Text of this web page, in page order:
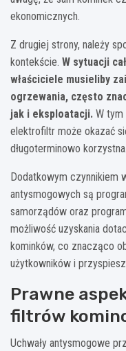
ekonomicznych.
Z drugiej strony, należy
kontekście. W sytuacji
właściciele musieliby
ogrzewania, często
jak i eksploatacji. W
elektrofiltr może okazać
długoterminowo korzystna.
Dodatkowym czynnikiem
antysmogowych są
samorządów oraz
możliwość uzyskania
kominków, co znacząco
użytkowników i
Prawne
filtrów
Uchwały antysmogowe